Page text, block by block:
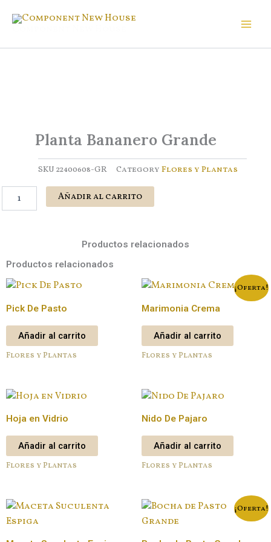
Planta Bananero Grande
SKU 22400608-GR Category Flores y Plantas
Bananero
Añadir al carrito
Productos relacionados
Productos relacionados
Pick De Pasto
Añadir al carrito
Flores y Plantas
¡Oferta!
Marimonia Crema
Añadir al carrito
Flores y Plantas
Hoja en Vidrio
Añadir al carrito
Flores y Plantas
Nido De Pajaro
Añadir al carrito
Flores y Plantas
¡Oferta!